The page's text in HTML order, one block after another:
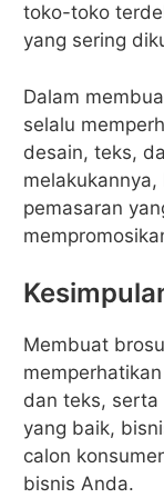
toko-toko
yang sering
Dalam
selalu
desain, teks,
pemasaran
Membuat
dan teks, serta
yang baik,
calon
bisnis Anda.